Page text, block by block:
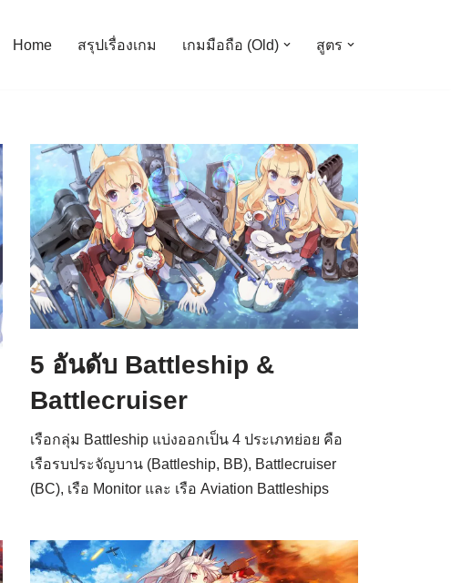
Home สรุปเรื่องเกม เกมมือถือ (Old) สูตร
5 อันดับ Battleship &
Battlecruiser
เรือกลุ่ม Battleship แบ่งออกเป็น 4 ประเภทย่อย คือ
เรือรบประจัญบาน (Battleship, BB), Battlecruiser
(BC), เรือ Monitor และ เรือ Aviation Battleships